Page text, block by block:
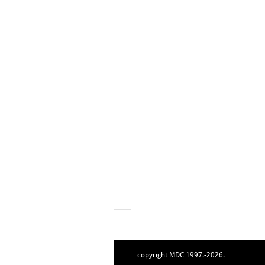
copyright MDC 1997.-2026.